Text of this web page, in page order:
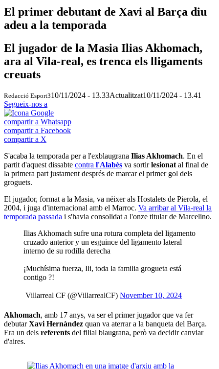
El primer debutant de Xavi al Barça diu
adeu a la temporada
El jugador de la Masia Ilias Akhomach,
ara al Vila-real, es trenca els lligaments
creuats
Redacció Esport310/11/2024 - 13.33Actualitzat10/11/2024 - 13.41
Segueix-nos a
compartir a Whatsapp
compartir a Facebook
compartir a X
S'acaba la temporada per a l'exblaugrana Ilias Akhomach. En el
partit d'aquest dissabte contra l'Alabès va sortirlesionat al final de
la primera part justament després de marcar el primer gol dels
groguets.
El jugador, format a la Masia, va néixer als Hostalets de Pierola, el
2004, i juga d'internacional amb el Marroc. Va arribar al Vila-real la
temporada passada i s'havia consolidat a l'onze titular de Marcelino.
Ilias Akhomach sufre una rotura completa del ligamento
cruzado anterior y un esguince del ligamento lateral
interno de su rodilla derecha
¡Muchísima fuerza, Ili, toda la familia grogueta está
contigo ?!
 Villarreal CF (@VillarrealCF) November 10, 2024
Akhomach, amb 17 anys, va ser el primer jugador que va fer
debutarXavi Hernàndez quan va aterrar a la banqueta del Barça.
Era un dels referents del filial blaugrana, però va decidir canviar
d'aires.